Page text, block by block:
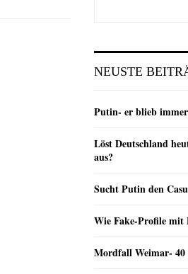
NEUSTE
Putin- er blieb
Löst Deutschland
aus?
Sucht Putin den
Wie Fake-Profile mit
Mordfall Weimar-